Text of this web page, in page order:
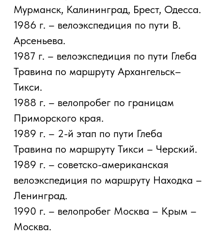
Тында – Полюс Холода – Оймякон,
впервые достиг полюса холода на
велосипеде при t –63°.
1991 г. – велопробег по Северной
Корее.
велоэкспедиция по Камчатке.
1991 г. – велопробег вокруг острова
Беринга.
1992 г. – 3-й этап по пути Глеба Травина
п. Черский – п. Уэлен.
1992 г. – велоэкспедиция Золотое
кольцо Магадана. г. Магадан – п.
Оймякон – г. Магадан.
1993 г. – велоэкспедиция от полюса к
1993 г. – российско-венгерская
экспедиция по Курильским островам.
1994 г. – велоэкспедиция по 135-му
меридиану от Северного до Тихого
океана.